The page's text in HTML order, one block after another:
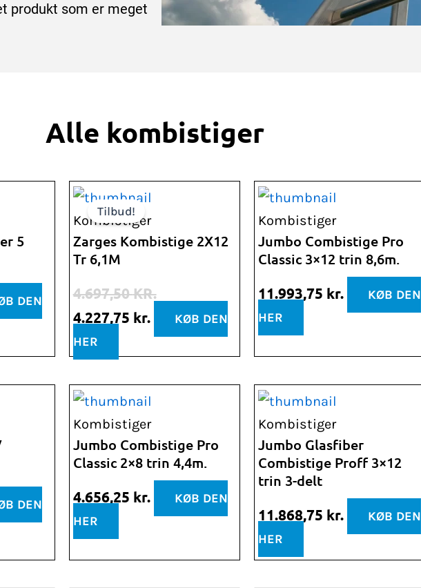
produkt som er meget
Alle kombistiger
5
kr..
DEN
Tilbud!
Kombistiger
Zarges Kombistige 2X12
Tr 6,1M
4.697,50KR.
Den
oprindelige
pris
var:
4.227,75 kr.
Den
aktuelle
pris
KØB DEN
HER
Kombistiger
Jumbo Combistige Pro
Classic 3×12 trin 8,6m.
11.993,75 kr.
KØB DEN
HER
kr..
DEN
Kombistiger
Jumbo Combistige Pro
Classic 2×8 trin 4,4m.
4.656,25 kr.
KØB DEN
HER
Kombistiger
Jumbo Glasfiber
Combistige Proff 3×12
trin 3-delt
11.868,75 kr.
KØB DEN
HER